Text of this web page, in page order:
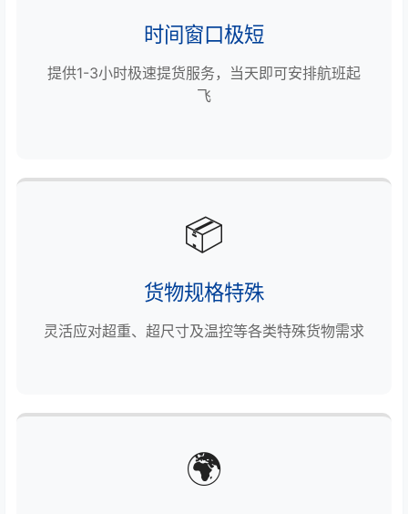
时间窗口极短
提供1-3小时极速提货服务，当天即可安排航班起
飞
📦
货物规格特殊
灵活应对超重、超尺寸及温控等各类特殊货物需求
🌍